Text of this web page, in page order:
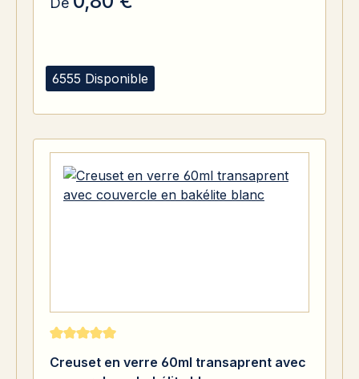
6555 Disponible
Creuset en verre 60ml transaprent avec